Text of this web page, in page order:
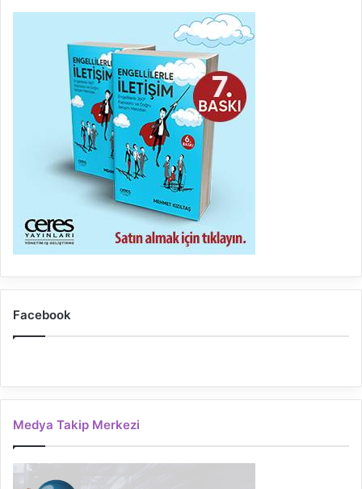
Facebook
Medya Takip Merkezi